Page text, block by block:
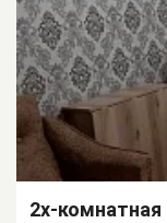
2х-комнатная